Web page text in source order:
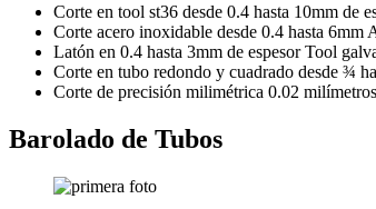
Corte en tool st36 desde 0.4 hasta 10mm de
Corte acero inoxidable desde 0.4 hasta 6mm
Latón en 0.4 hasta 3mm de espesor Tool
Corte en tubo redondo y cuadrado desde ¾
Corte de precisión milimétrica 0.02
Barolado de Tubos